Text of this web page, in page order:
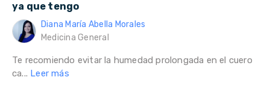
ya que tengo
Diana María Abella Morales
Medicina General
Te recomiendo evitar la humedad prolongada en el cuero
ca... Leer más